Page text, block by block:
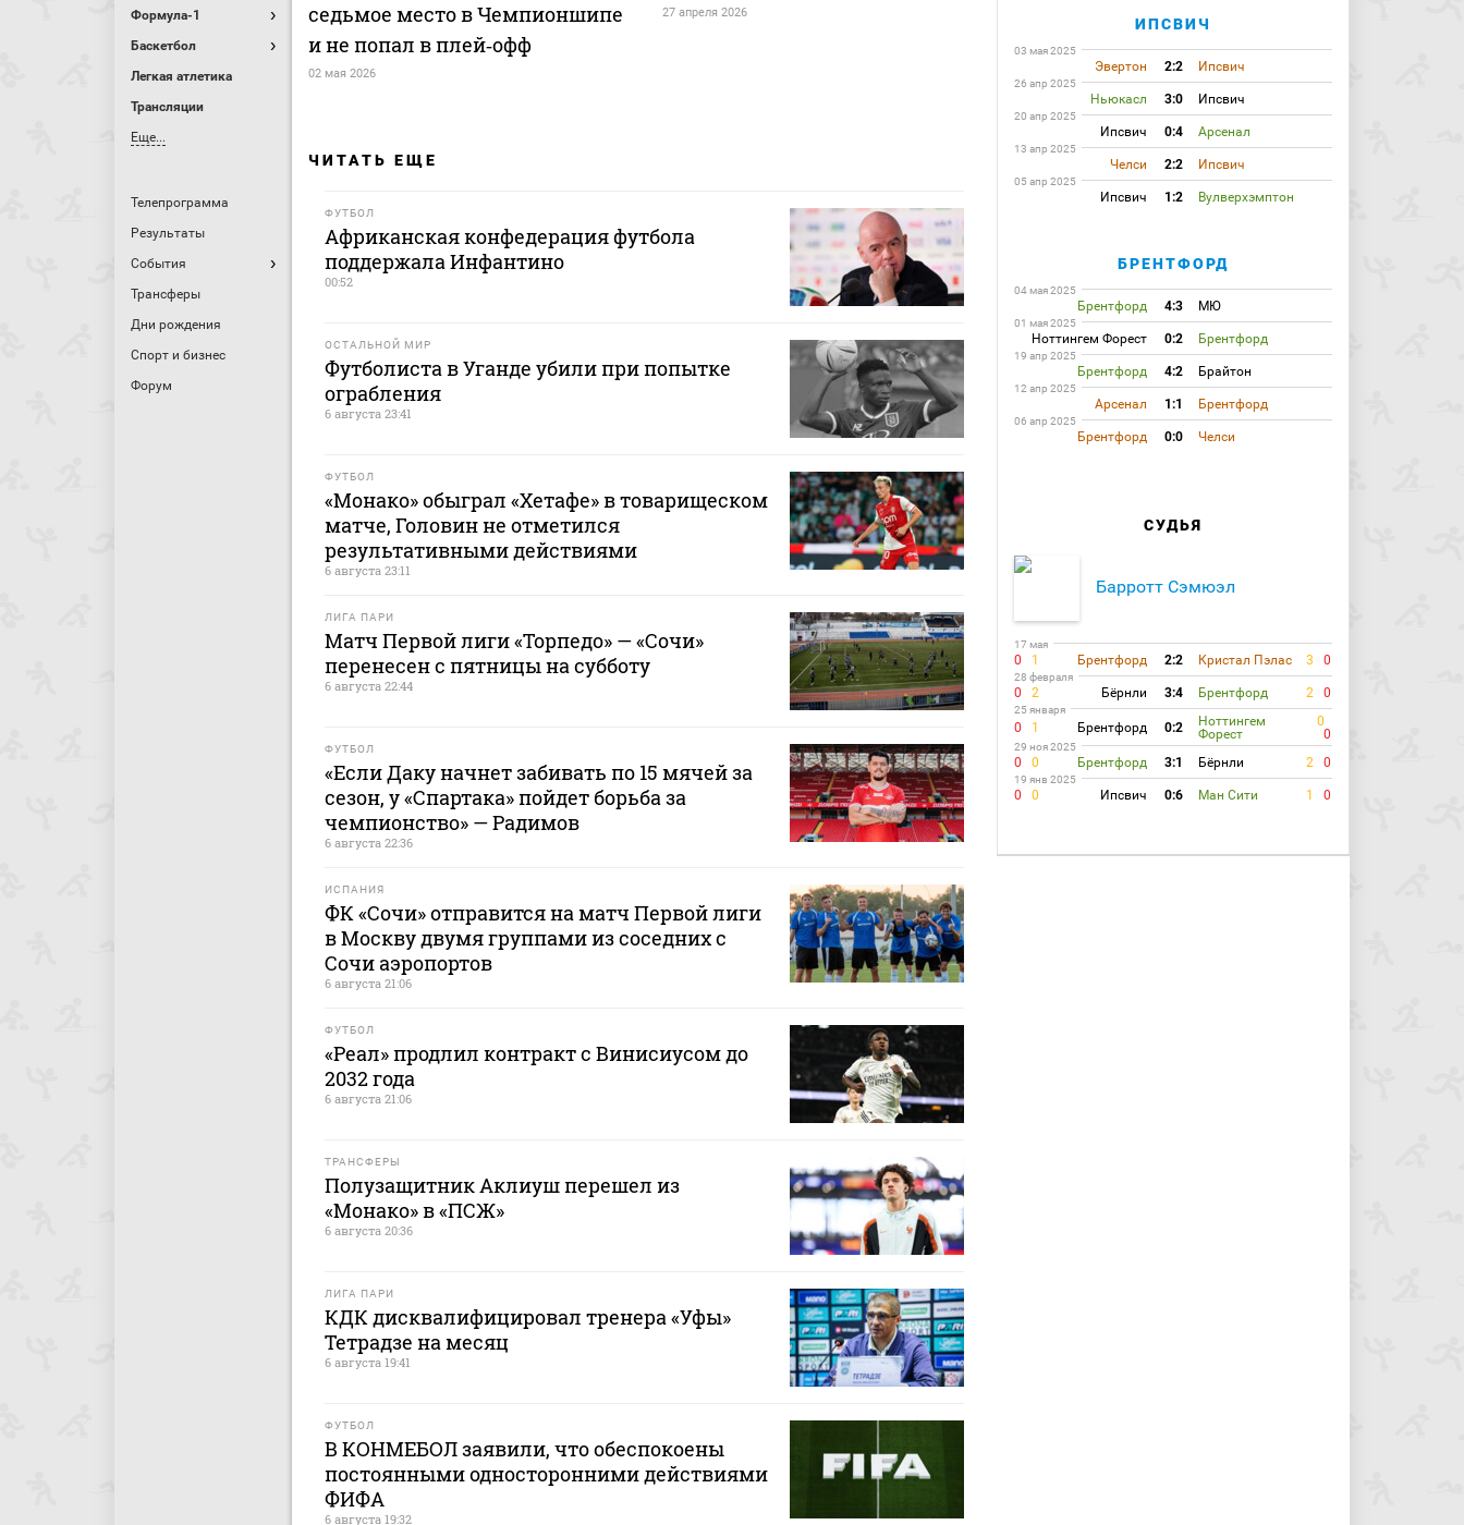
Формула-1
Баскетбол
Легкая атлетика
Трансляции
Еще...
Телепрограмма
Результаты
События
Трансферы
Дни рождения
Спорт и бизнес
Форум
седьмое место в Чемпионшипе
и не попал в плей‑офф
02 мая 2026
27 апреля 2026
ЧИТАТЬ ЕЩЕ
ФУТБОЛ
Африканская конфедерация футбола
поддержала Инфантино
00:52
ОСТАЛЬНОЙ МИР
Футболиста в Уганде убили при попытке
ограбления
6 августа 23:41
ФУТБОЛ
«Монако» обыграл «Хетафе» в товарищеском
матче, Головин не отметился
результативными действиями
6 августа 23:11
ЛИГА ПАРИ
Матч Первой лиги «Торпедо» — «Сочи»
перенесен с пятницы на субботу
6 августа 22:44
ФУТБОЛ
«Если Даку начнет забивать по 15 мячей за
сезон, у «Спартака» пойдет борьба за
чемпионство» — Радимов
6 августа 22:36
ИСПАНИЯ
ФК «Сочи» отправится на матч Первой лиги
в Москву двумя группами из соседних с
Сочи аэропортов
6 августа 21:06
ФУТБОЛ
«Реал» продлил контракт с Винисиусом до
2032 года
6 августа 21:06
ТРАНСФЕРЫ
Полузащитник Аклиуш перешел из
«Монако» в «ПСЖ»
6 августа 20:36
ЛИГА ПАРИ
КДК дисквалифицировал тренера «Уфы»
Тетрадзе на месяц
6 августа 19:41
ФУТБОЛ
В КОНМЕБОЛ заявили, что обеспокоены
постоянными односторонними действиями
ФИФА
6 августа 19:32
ИПСВИЧ
03 мая 2025
Эвертон 2:2 Ипсвич
26 апр 2025
Ньюкасл 3:0 Ипсвич
20 апр 2025
Ипсвич 0:4 Арсенал
13 апр 2025
Челси 2:2 Ипсвич
05 апр 2025
Ипсвич 1:2 Вулверхэмптон
БРЕНТФОРД
04 мая 2025
Брентфорд 4:3 МЮ
01 мая 2025
Ноттингем Форест 0:2 Брентфорд
19 апр 2025
Брентфорд 4:2 Брайтон
12 апр 2025
Арсенал 1:1 Брентфорд
06 апр 2025
Брентфорд 0:0 Челси
СУДЬЯ
Барротт Сэмюэл
17 мая
0 1 Брентфорд 2:2 Кристал Пэлас 3 0
28 февраля
0 2 Бёрнли 3:4 Брентфорд 2 0
25 января
0 1 Брентфорд 0:2
Ноттингем
Форест
0
0
29 ноя 2025
0 0 Брентфорд 3:1 Бёрнли 2 0
19 янв 2025
0 0 Ипсвич 0:6 Ман Сити 1 0